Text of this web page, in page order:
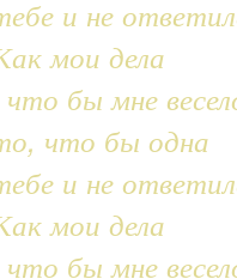
и не
мои дела
бы мне
что бы одна
и не
мои дела
бы мне